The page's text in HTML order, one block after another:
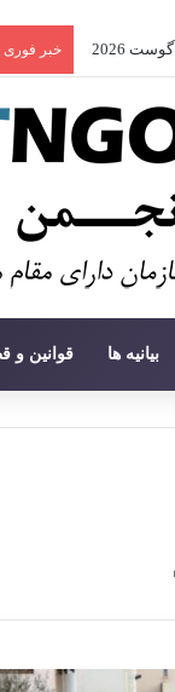
خبر فوری
بیانیه ها قوانین و